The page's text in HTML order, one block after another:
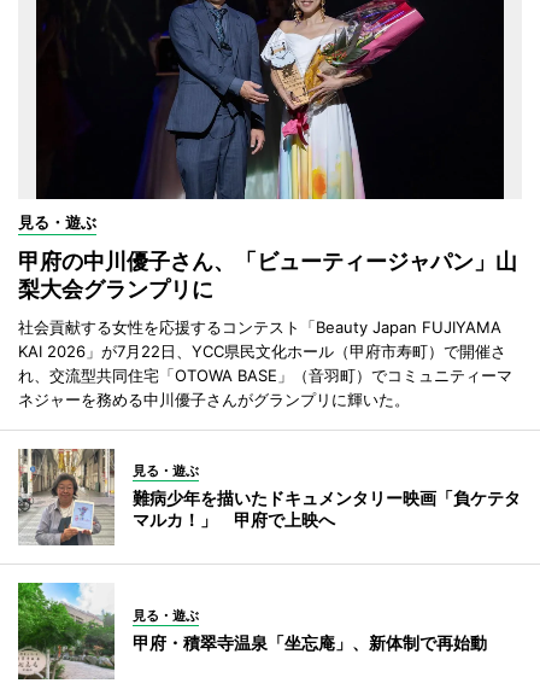
見る・遊ぶ
甲府の中川優子さん、「ビューティージャパン」山
梨大会グランプリに
社会貢献する女性を応援するコンテスト「Beauty Japan FUJIYAMA
KAI 2026」が7月22日、YCC県民文化ホール（甲府市寿町）で開催さ
れ、交流型共同住宅「OTOWA BASE」（音羽町）でコミュニティーマ
ネジャーを務める中川優子さんがグランプリに輝いた。
見る・遊ぶ
難病少年を描いたドキュメンタリー映画「負ケテタ
マルカ！」 甲府で上映へ
見る・遊ぶ
甲府・積翠寺温泉「坐忘庵」、新体制で再始動